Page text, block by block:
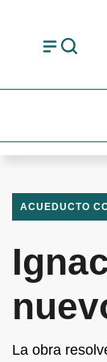
ACUEDUCTO
La obra